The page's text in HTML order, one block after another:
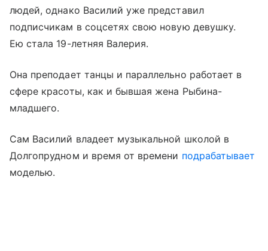
людей, однако Василий уже представил
подписчикам в соцсетях свою новую девушку.
Ею стала 19-летняя Валерия.
Она преподает танцы и параллельно работает в
сфере красоты, как и бывшая жена Рыбина-
младшего.
Сам Василий владеет музыкальной школой в
Долгопрудном и время от времени подрабатывает
моделью.